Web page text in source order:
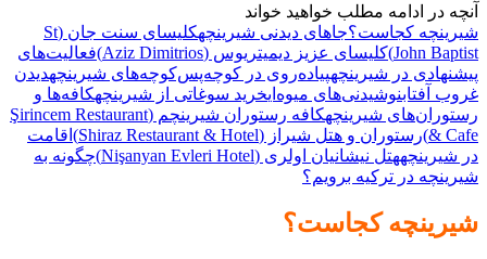
آنچه در ادامه مطلب خواهید خواند
شیرینچه کجاست؟جاهای دیدنی شیرینچه
کلیسای سنت جان (St
John Baptist) کلیسای عزیز دیمیتریوس (Aziz Dimitrios)
فعالیت‌های
پیشنهادی در شیرینچهپیاده‌روی در کوچه‌پس‌کوچه‌های شیرینچهدیدن
غروب آفتابنوشیدنی‌های میوه‌ایخرید سوغاتی از شیرینچهکافه‌ها و
رستوران‌های شیرینچه
کافه رستوران شیرینچم (Şirincem Restaurant
& Cafe) رستوران و هتل شیراز (Shiraz Restaurant & Hotel)
اقامت
در شیرینچههتل نیشانیان اولری (Nişanyan Evleri Hotel)
چگونه به
شیرینچه در ترکیه برویم؟
شیرینچه کجاست؟